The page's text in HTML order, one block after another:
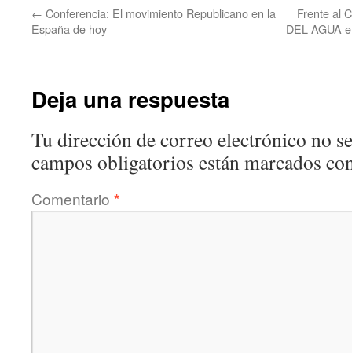
← Conferencia: El movimiento Republicano en la
España de hoy
Frente al
DEL AGUA
Deja una respuesta
Tu dirección de correo electrónico no
campos obligatorios están marcados
Comentario *